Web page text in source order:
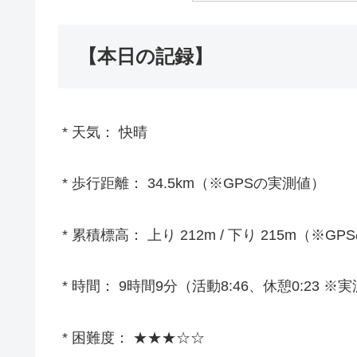
【本日の記録】
* 天気： 快晴
* 歩行距離： 34.5km（※GPSの実測値）
* 累積標高： 上り 212m / 下り 215m（※GPS
* 時間： 9時間9分（活動8:46、休憩0:23 ※実
* 困難度： ★★★☆☆